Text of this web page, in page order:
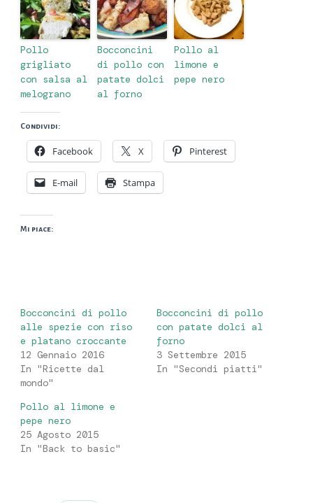
Pollo
grigliato
con salsa al
melograno
Bocconcini
di pollo con
patate dolci
al forno
Pollo al
limone e
pepe nero
Condividi:
Facebook X Pinterest
E-mail Stampa
Mi piace:
Bocconcini di pollo
alle spezie con riso
e platano croccante
12 Gennaio 2016
In "Ricette dal
mondo"
Bocconcini di pollo
con patate dolci al
forno
3 Settembre 2015
In "Secondi piatti"
Pollo al limone e
pepe nero
25 Agosto 2015
In "Back to basic"